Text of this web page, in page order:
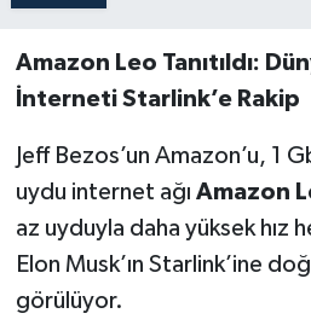
Amazon Leo Tanıtıldı:
İnterneti Starlink’e Rakip
Jeff Bezos’un Amazon’u, 1
uydu internet ağı Amazon
az uyduyla daha yüksek hız
Elon Musk’ın Starlink’ine
görülüyor.